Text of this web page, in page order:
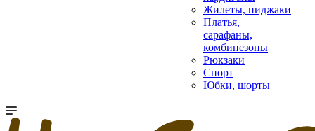
Жилеты, пиджаки
Платья,
сарафаны,
комбинезоны
Рюкзаки
Спорт
Юбки, шорты